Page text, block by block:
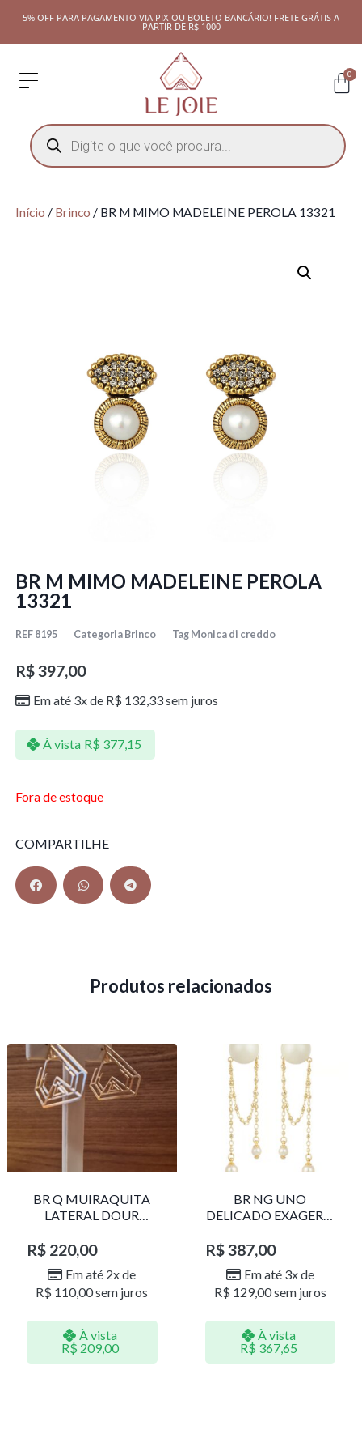
5% OFF PARA PAGAMENTO VIA PIX OU BOLETO BANCÁRIO! FRETE GRÁTIS A
PARTIR DE R$ 1000
0
Início / Brinco / BR M MIMO MADELEINE PEROLA 13321
BR M MIMO MADELEINE PEROLA
13321
REF 8195 Categoria Brinco Tag Monica di creddo
R$397,00
Em até 3x de R$ 132,33sem juros
À vista R$ 377,15
Fora de estoque
COMPARTILHE
Produtos relacionados
BR Q MUIRAQUITA
LATERAL DOUR
R$ 220,00
Em até 2x de
R$ 110,00sem juros
À vista
R$ 209,00
BR NG UNO
DELICADO EXAGERO
R$387,00
Em até 3x de
R$ 129,00sem juros
À vista
R$ 367,65